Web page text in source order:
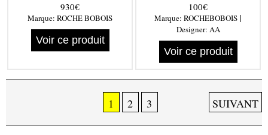
930€
Marque: ROCHE BOBOIS
Voir ce produit
100€
Marque: ROCHEBOBOIS |
Designer: AA
Voir ce produit
1 2 3 SUIVANT